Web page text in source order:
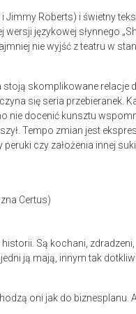
Jimmy Roberts) i świetny
językowej słynnego
nie wyjść z teatru w
skomplikowane relacje
się seria przebieranek.
nie docenić kunsztu
Tempo zmian jest
czy założenia innej
Certus)
Są kochani, zdradzeni,
ją mają, innym tak
oni jak do biznesplanu.